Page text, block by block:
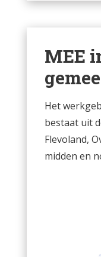
MEE
Het
bestaat uit
Flevoland,
midden en